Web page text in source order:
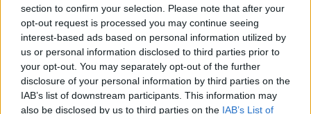
section to confirm your selection. Please note that after your
opt-out request is processed you may continue seeing
interest-based ads based on personal information utilized by
us or personal information disclosed to third parties prior to
your opt-out. You may separately opt-out of the further
disclosure of your personal information by third parties on the
IAB’s list of downstream participants. This information may
also be disclosed by us to third parties on the IAB’s List of
07/08/2026 - 11:08 ΕΠΙΧΕΙΡΗΣΕΙΣ
Έρευνα ΕΟΤ: Η Ελλάδα στις κορυφαίες επιλογές
των Ευρωπαίων ταξιδιωτών
07/08/2026 - 10:56 ΤΟΥΡΙΣΜΟΣ
Ειδικό Χωροταξικό Πλαίσιο για τον Τουρισμό: